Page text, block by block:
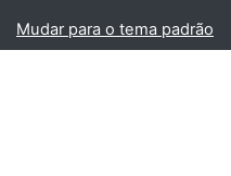
Mudar para o tema padrão